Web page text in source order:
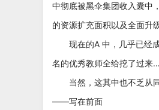
中彻底被黑伞集团收入囊中
的资源扩充面积以及全面升
现在的A 中，几乎已经成
名的优秀教师全给挖了过来
当然，这其中也不乏从同
——写在前面